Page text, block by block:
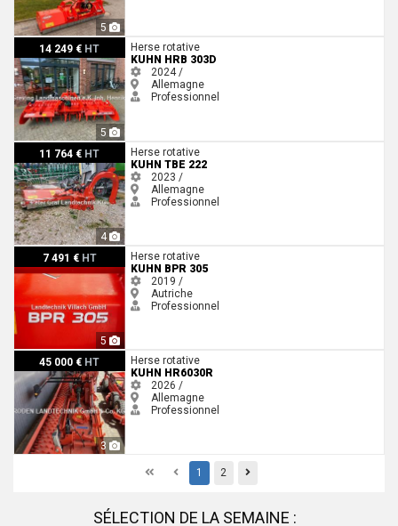
5
14 249 € HT
5
Kuhn HRB 303D
Herse rotative
KUHN HRB 303D
2024 /
Allemagne
Professionnel
11 764 € HT
4
Kuhn TBE 222
Herse rotative
KUHN TBE 222
2023 /
Allemagne
Professionnel
7 491 € HT
5
Kuhn BPR 305
Herse rotative
KUHN BPR 305
2019 /
Autriche
Professionnel
45 000 € HT
3
Kuhn HR6030R
Herse rotative
KUHN HR6030R
2026 /
Allemagne
Professionnel
FirstPrevious
1 2 Previous
SÉLECTION DE LA SEMAINE :